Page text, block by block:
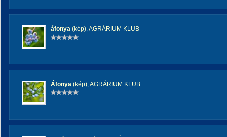
áfonya (kép),AGRÁRIUM KLUB
Áfonya (kép),AGRÁRIUM KLUB